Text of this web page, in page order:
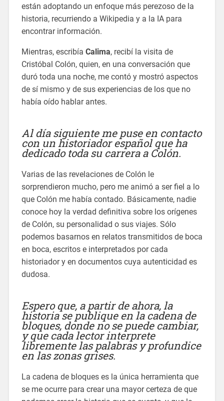
están adoptando un enfoque más perezoso de la
historia, recurriendo a Wikipedia y a la IA para
encontrar información.
Mientras, escribía Calima, recibí la visita de
Cristóbal Colón, quien, en una conversación que
duró toda una noche, me contó y mostró aspectos
de sí mismo y de sus experiencias de los que no
había oído hablar antes.
Al día siguiente me puse en contacto
con un historiador español que ha
dedicado toda su carrera a Colón.
Varias de las revelaciones de Colón le
sorprendieron mucho, pero me animó a ser fiel a lo
que Colón me había contado. Básicamente, nadie
conoce hoy la verdad definitiva sobre los orígenes
de Colón, su personalidad o sus viajes. Sólo
podemos basarnos en relatos transmitidos de boca
en boca, escritos e interpretados por cada
historiador y en documentos cuya autenticidad es
dudosa.
Espero que, a partir de ahora, la
historia se publique en la cadena de
bloques, donde no se puede cambiar,
y que cada lector interprete
libremente las palabras y profundice
en las zonas grises.
La cadena de bloques es la única herramienta que
se me ocurre para crear una mayor certeza de que